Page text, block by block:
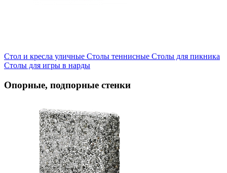
Стол и кресла уличные Cтолы теннисные Столы для пикника
Столы для игры в нарды
Опорные, подпорные стенки